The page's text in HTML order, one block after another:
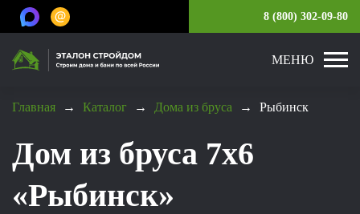
8 (800) 302-09-80
МЕНЮ
Главная → Каталог → Дома из бруса → Рыбинск
Дом из бруса 7x6
«Рыбинск»